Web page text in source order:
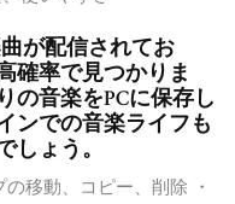
が配信されてお
確率で見つかりま
の音楽をPCに保存し
ンでの音楽ライフも
しょう。
移動、コピー、削除 ・